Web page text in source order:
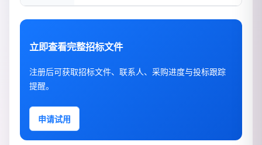
立即查看完整招标文件
注册后可获取招标文件、联系人、采购进度与投标跟踪
提醒。
申请试用